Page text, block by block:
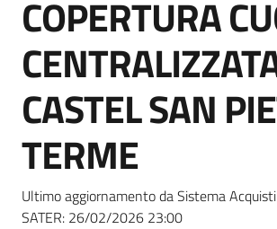
Piattaforme
telematiche
site
COPERTURA
CASTEL SAN
TERME
Ultimo aggiornamento da Sistema
SATER: 26/02/2026 23:00